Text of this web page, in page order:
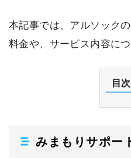
本記事では、アルソック
料金や、サービス内容に
目次
みまもりサポー